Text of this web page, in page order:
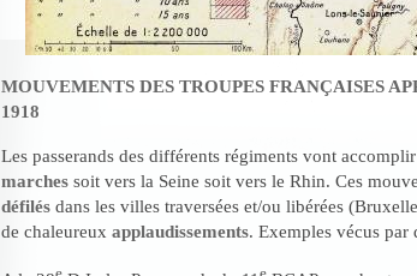
MOUVEMENTS DES TROUPES FRANÇAISES
1918
Les passerands des différents régiments vont
marchessoit vers la Seine soit vers le Rhin. Ces
défilésdans les villes traversées et/ou libérées
de chaleureux applaudissements. Exemples vécus par